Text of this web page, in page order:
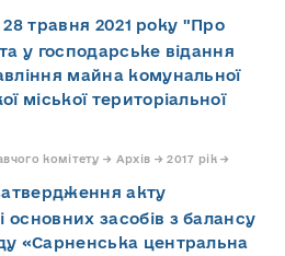
травня 2021 року "Про
у господарське відання
майна комунальної
міської територіальної
комітету → Архів → 2017 рік →
акту
засобів з балансу
«Сарненська центральна